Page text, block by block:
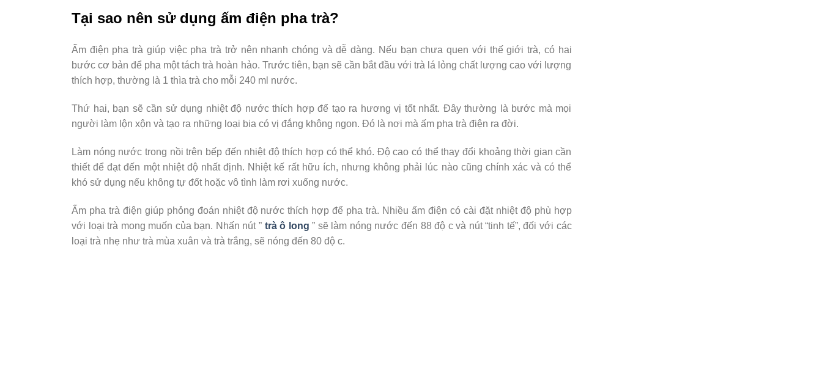
Tại sao nên sử dụng ấm điện pha trà?
Ấm điện pha trà giúp việc pha trà trở nên nhanh chóng và dễ dàng. Nếu bạn chưa quen với thế giới trà, có hai
bước cơ bản để pha một tách trà hoàn hảo. Trước tiên, bạn sẽ cần bắt đầu với trà lá lỏng chất lượng cao với lượng
thích hợp, thường là 1 thìa trà cho mỗi 240 ml nước.
Thứ hai, bạn sẽ cần sử dụng nhiệt độ nước thích hợp để tạo ra hương vị tốt nhất. Đây thường là bước mà mọi
người làm lộn xộn và tạo ra những loại bia có vị đắng không ngon. Đó là nơi mà ấm pha trà điện ra đời.
Làm nóng nước trong nồi trên bếp đến nhiệt độ thích hợp có thể khó. Độ cao có thể thay đổi khoảng thời gian cần
thiết để đạt đến một nhiệt độ nhất định. Nhiệt kế rất hữu ích, nhưng không phải lúc nào cũng chính xác và có thể
khó sử dụng nếu không tự đốt hoặc vô tình làm rơi xuống nước.
Ấm pha trà điện giúp phỏng đoán nhiệt độ nước thích hợp để pha trà. Nhiều ấm điện có cài đặt nhiệt độ phù hợp
với loại trà mong muốn của bạn. Nhấn nút ” trà ô long ” sẽ làm nóng nước đến 88 độ c và nút “tinh tế”, đối với các
loại trà nhẹ như trà mùa xuân và trà trắng, sẽ nóng đến 80 độ c.